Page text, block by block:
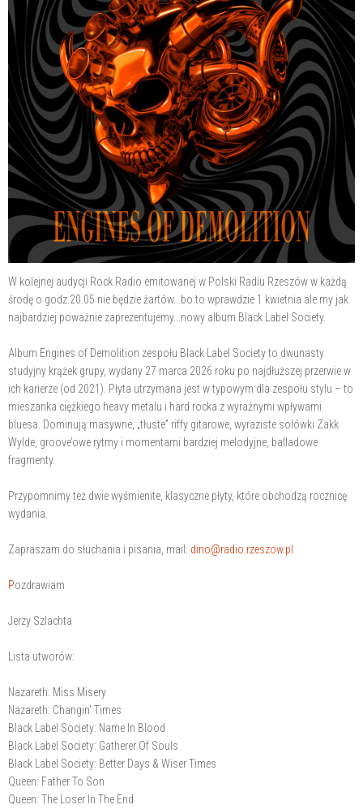
W kolejnej audycji Rock Radio emitowanej w Polski Radiu Rzeszów w każdą
środę o godz.20.05 nie będzie żartów...bo to wprawdzie 1 kwietnia ale my jak
najbardziej poważnie zaprezentujemy...nowy album Black Label Society.
Album Engines of Demolition zespołu Black Label Society to dwunasty
studyjny krążek grupy, wydany 27 marca 2026 roku po najdłuższej przerwie w
ich karierze (od 2021). Płyta utrzymana jest w typowym dla zespołu stylu – to
mieszanka ciężkiego heavy metalu i hard rocka z wyraźnymi wpływami
bluesa. Dominują:masywne, „tłuste” riffy gitarowe, wyraziste solówki Zakk
Wylde, groove’owe rytmy i momentami bardziej melodyjne, balladowe
fragmenty.
Przypomnimy też dwie wyśmienite, klasyczne płyty, które obchodzą rocznicę
wydania.
Zapraszam do słuchania i pisania, mail: dino@radio.rzeszow.pl
Pozdrawiam
Jerzy Szlachta
Lista utworów:
Nazareth: Miss Misery
Nazareth: Changin' Times
Black Label Society: Name In Blood
Black Label Society: Gatherer Of Souls
Black Label Society: Better Days & Wiser Times
Queen: Father To Son
Queen: The Loser In The End